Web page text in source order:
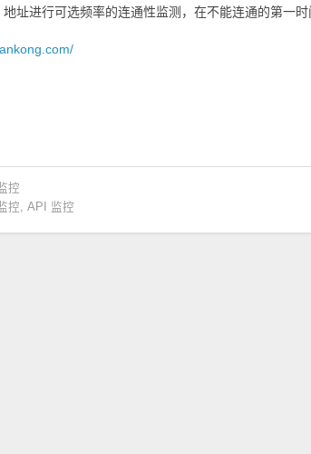
址进行可选频率的连通性监测，在不能连通的第一时
控
控, API 监控